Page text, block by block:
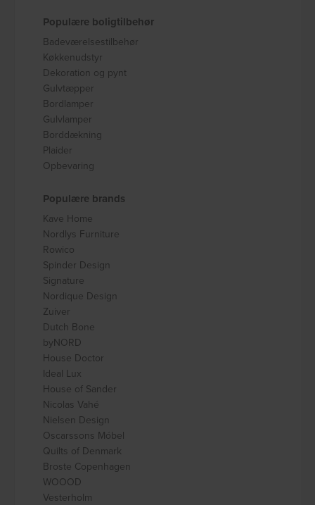
Populære boligtilbehør
Badeværelsestilbehør
Køkkenudstyr
Dekoration og pynt
Gulvtæpper
Bordlamper
Gulvlamper
Borddækning
Plaider
Opbevaring
Populære brands
Kave Home
Nordlys Furniture
Rowico
Spinder Design
Signature
Nordique Design
Zuiver
Dutch Bone
byNORD
House Doctor
Ideal Lux
House of Sander
Nicolas Vahé
Nielsen Design
Oscarssons Móbel
Quilts of Denmark
Broste Copenhagen
WOOOD
Vesterholm